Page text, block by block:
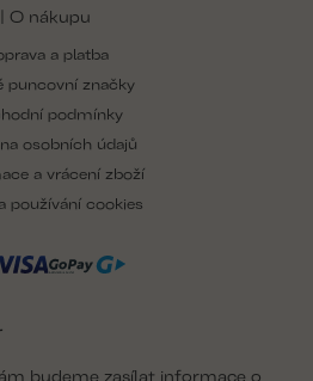
| O nákupu
a platba
puncovní značky
podmínky
osobních údajů
a vrácení zboží
používání cookies
budeme zasílat informace o